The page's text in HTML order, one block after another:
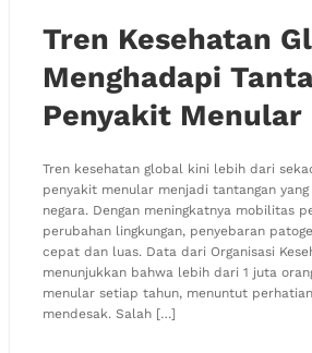
Tren Kesehatan
Menghadapi
Penyakit Menular
Tren kesehatan global kini lebih dari
penyakit menular menjadi tantangan
negara. Dengan meningkatnya mobilitas
perubahan lingkungan, penyebaran
cepat dan luas. Data dari Organisasi
menunjukkan bahwa lebih dari 1 juta
menular setiap tahun, menuntut
mendesak. Salah […]